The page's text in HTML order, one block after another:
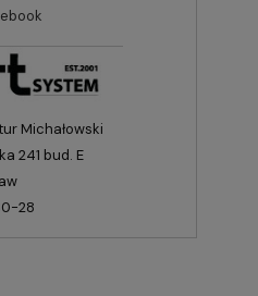
Michałowski
241 bud. E
28